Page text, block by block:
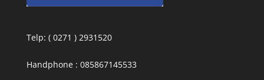
Telp: ( 0271 ) 2931520
Handphone : 085867145533